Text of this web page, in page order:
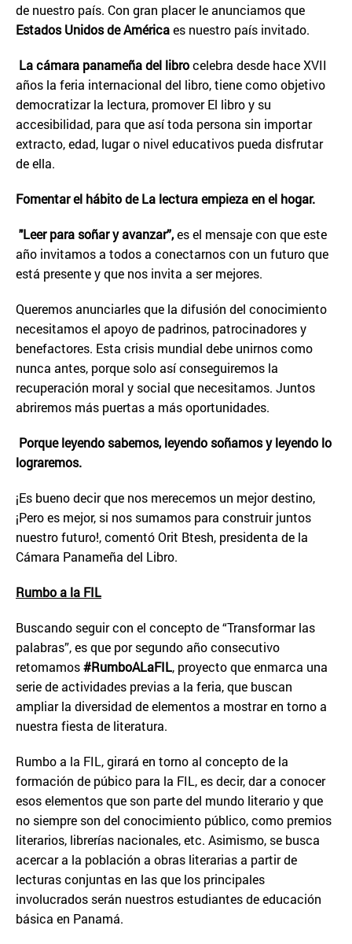
de nuestro país. Con gran placer le anunciamos que
Estados Unidos de Américaes nuestro país invitado.
La cámara panameña del librocelebra desde hace XVII
años la feria internacional del libro, tiene como objetivo
democratizar la lectura, promover El libro y su
accesibilidad, para que así toda persona sin importar
extracto, edad, lugar o nivel educativos pueda disfrutar
de ella.
Fomentar el hábito de La lectura empieza en el hogar.
"Leer para soñar y avanzar”,es el mensaje con que este
año invitamos a todos a conectarnos con un futuro que
está presente y que nos invita a ser mejores.
Queremos anunciarles que la difusión del conocimiento
necesitamos el apoyo de padrinos, patrocinadores y
benefactores. Esta crisis mundial debe unirnos como
nunca antes, porque solo así conseguiremos la
recuperación moral y social que necesitamos. Juntos
abriremos más puertas a más oportunidades.
Porque leyendo sabemos, leyendo soñamos y leyendo lo
lograremos.
¡Es bueno decir que nos merecemos un mejor destino,
¡Pero es mejor, si nos sumamos para construir juntos
nuestro futuro!, comentó Orit Btesh, presidenta de la
Cámara Panameña del Libro.
Rumbo a la FIL
Buscando seguir con el concepto de “Transformar las
palabras”, es que por segundo año consecutivo
retomamos#RumboALaFIL, proyecto que enmarca una
serie de actividades previas a la feria, que buscan
ampliar la diversidad de elementos a mostrar en torno a
nuestra fiesta de literatura.
Rumbo a la FIL, girará en torno al concepto de la
formación de púbico para la FIL, es decir, dar a conocer
esos elementos que son parte del mundo literario y que
no siempre son del conocimiento público, como premios
literarios, librerías nacionales, etc. Asimismo, se busca
acercar a la población a obras literarias a partir de
lecturas conjuntas en las que los principales
involucrados serán nuestros estudiantes de educación
básica en Panamá.